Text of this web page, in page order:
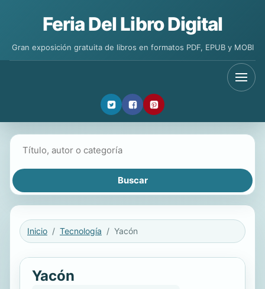
Feria Del Libro Digital
Gran exposición gratuita de libros en formatos PDF, EPUB y MOBI
Inicio Tecnología Yacón
Yacón